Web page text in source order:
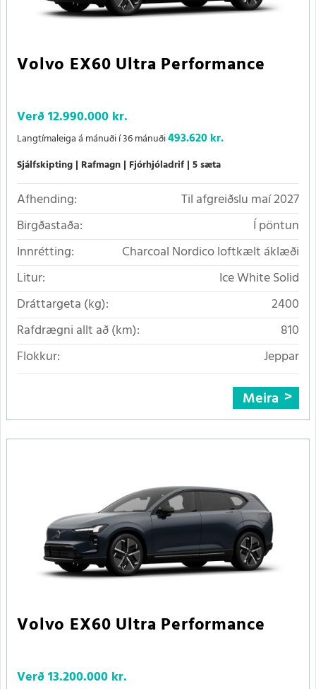
Volvo EX60 Ultra Performance
Verð12.990.000 kr.
Langtímaleiga á mánuði í 36 mánuði493.620 kr.
Sjálfskipting Rafmagn Fjórhjóladrif 5 sæta
Afhending:
Til afgreiðslu maí 2027
Birgðastaða:
Í pöntun
Innrétting:
Charcoal Nordico loftkælt áklæði
Litur:
Ice White Solid
Dráttargeta (kg):
2400
Rafdrægni allt að (km):
810
Flokkur:
Jeppar
Meira
Volvo EX60 Ultra Performance
Verð13.200.000 kr.